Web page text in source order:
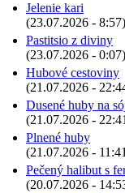
Jelenie kari
(23.07.2026 - 8:57)
Pastitsio z diviny
(23.07.2026 - 0:07)
Hubové cestoviny
(21.07.2026 -
Dusené huby na
(21.07.2026 -
Plnené huby
(21.07.2026 -
Pečený halibut s
(20.07.2026 -